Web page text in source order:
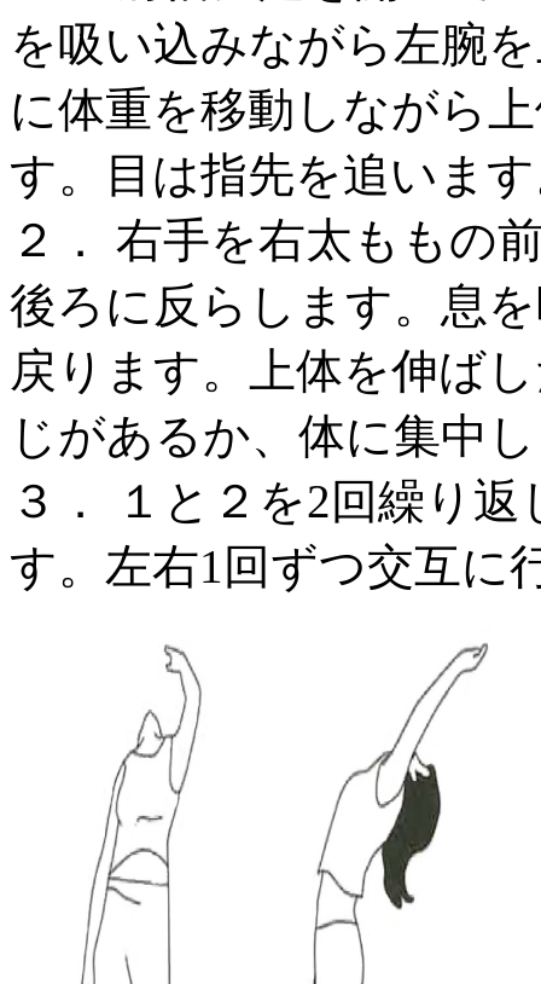
を吸い込みながら左腕
に体重を移動しながら
す。目は指先を追いま
２． 右手を右太ももの
後ろに反らします。息
戻ります。上体を伸ば
じがあるか、体に集中
３． １と２を2回繰り
す。左右1回ずつ交互に